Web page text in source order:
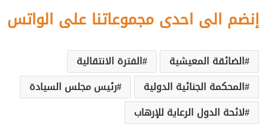
إنضم الى احدى مجموعاتنا على الواتس
الضائقة المعيشية
الفترة الانتقالية
المحكمة الجنائية الدولية
رئيس مجلس السيادة
لائحة الدول الرعاية للإرهاب